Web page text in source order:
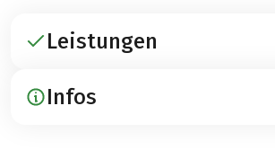
Leistungen
ENTHALTEN
Infos